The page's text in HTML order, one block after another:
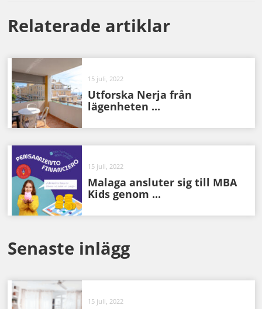
Relaterade artiklar
15 juli, 2022
Utforska Nerja från
lägenheten ...
15 juli, 2022
Malaga ansluter sig till MBA
Kids genom ...
Senaste inlägg
15 juli, 2022